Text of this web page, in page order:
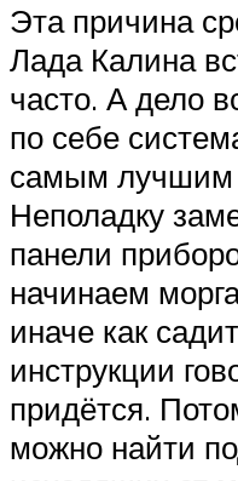
Эта причина
Лада Калина
часто. А дело
по себе
самым лучшим
Неполадку
панели
начинаем
иначе как
инструкции
придётся.
можно найти